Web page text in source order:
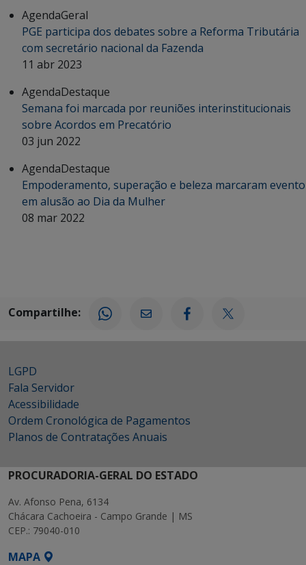
AgendaGeral
PGE participa dos debates sobre a Reforma Tributária
com secretário nacional da Fazenda
11 abr 2023
AgendaDestaque
Semana foi marcada por reuniões interinstitucionais
sobre Acordos em Precatório
03 jun 2022
AgendaDestaque
Empoderamento, superação e beleza marcaram evento
em alusão ao Dia da Mulher
08 mar 2022
Compartilhe:
LGPD
Fala Servidor
Acessibilidade
Ordem Cronológica de Pagamentos
Planos de Contratações Anuais
PROCURADORIA-GERAL DO ESTADO
Av. Afonso Pena, 6134
Chácara Cachoeira - Campo Grande | MS
CEP.: 79040-010
MAPA